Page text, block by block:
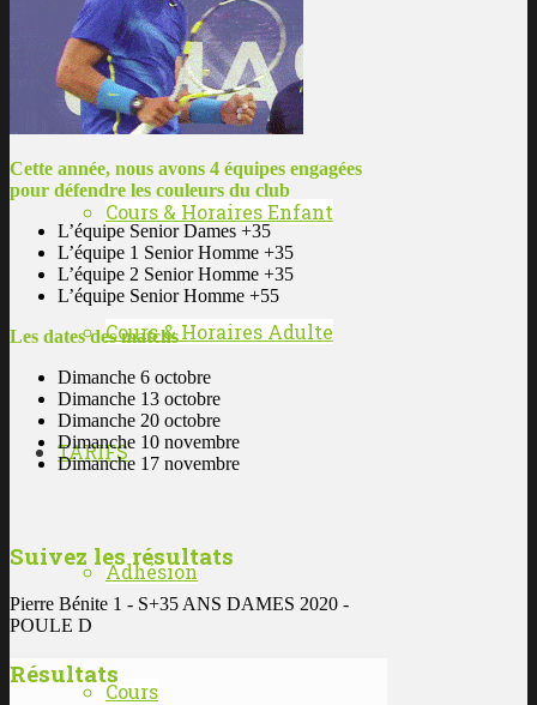
ÉCOLE DE TENNIS
Cours & Horaires Enfant
Cours & Horaires Adulte
TARIFS
Adhésion
Cours
Cette année, nous avons 4 équipes engagées
pour défendre les couleurs du club
L’équipe Senior Dames +35
L’équipe 1 Senior Homme +35
L’équipe 2 Senior Homme +35
L’équipe Senior Homme +55
Les dates des matchs
Dimanche 6 octobre
Dimanche 13 octobre
Dimanche 20 octobre
Dimanche 10 novembre
Dimanche 17 novembre
Suivez les résultats
Pierre Bénite 1 - S+35 ANS DAMES 2020 -
POULE D
Résultats